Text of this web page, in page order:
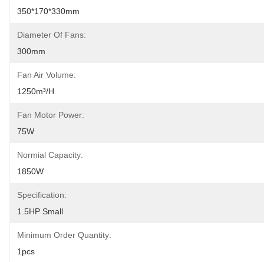
350*170*330mm
Diameter Of Fans:
300mm
Fan Air Volume:
1250m³/h
Fan Motor Power:
75W
Normial Capacity:
1850W
Specification:
1.5HP Small
Minimum Order Quantity:
1pcs